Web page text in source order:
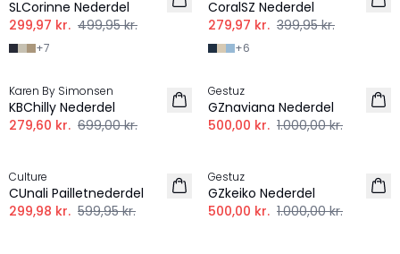
SLCorinne Nederdel
299,97 kr. 499,95 kr.
+7
CoralSZ Nederdel
279,97 kr. 399,95 kr.
+6
-60%
Karen By Simonsen
KBChilly Nederdel
279,60 kr. 699,00 kr.
-50%
Gestuz
GZnaviana Nederdel
500,00 kr. 1.000,00 kr.
Culture
CUnali Pailletnederdel
299,98 kr. 599,95 kr.
Gestuz
GZkeiko Nederdel
500,00 kr. 1.000,00 kr.